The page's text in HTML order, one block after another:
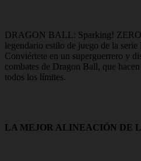
DRAGON BALL: Sparking! ZERO
legendario estilo de juego de la
Conviértete en un superguerrero y
combates de Dragon Ball, que
todos los límites.
LA MEJOR ALINEACIÓN DE